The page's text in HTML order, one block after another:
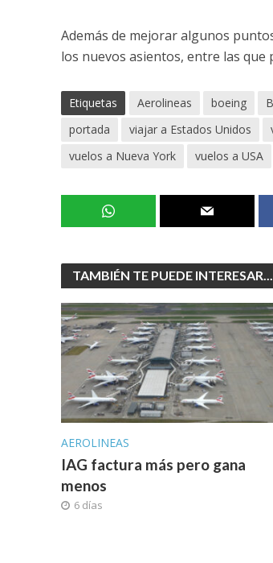
Además de mejorar algunos
los nuevos asientos, entre las que
Etiquetas Aerolineas boeing
portada
viajar a Estados Unidos
vuelos a Nueva York
vuelos a USA
TAMBIÉN TE PUEDE INTERESAR...
AEROLINEAS
IAG factura más pero gana
menos
6 días